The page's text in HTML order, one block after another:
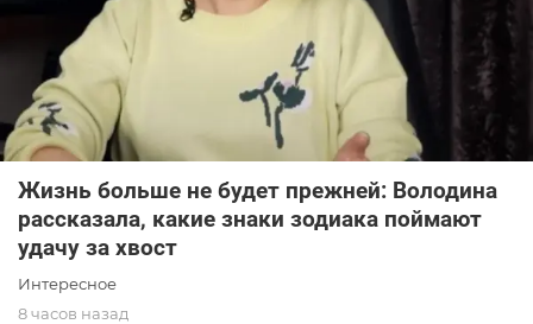
Жизнь больше не будет прежней: Володина
рассказала, какие знаки зодиака поймают
удачу за хвост
Интересное
8 часов назад